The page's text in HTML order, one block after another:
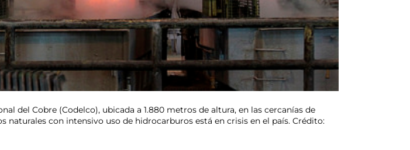
del Cobre (Codelco), ubicada a 1.880 metros de altura, en las cercanías de
naturales con intensivo uso de hidrocarburos está en crisis en el país. Crédito: